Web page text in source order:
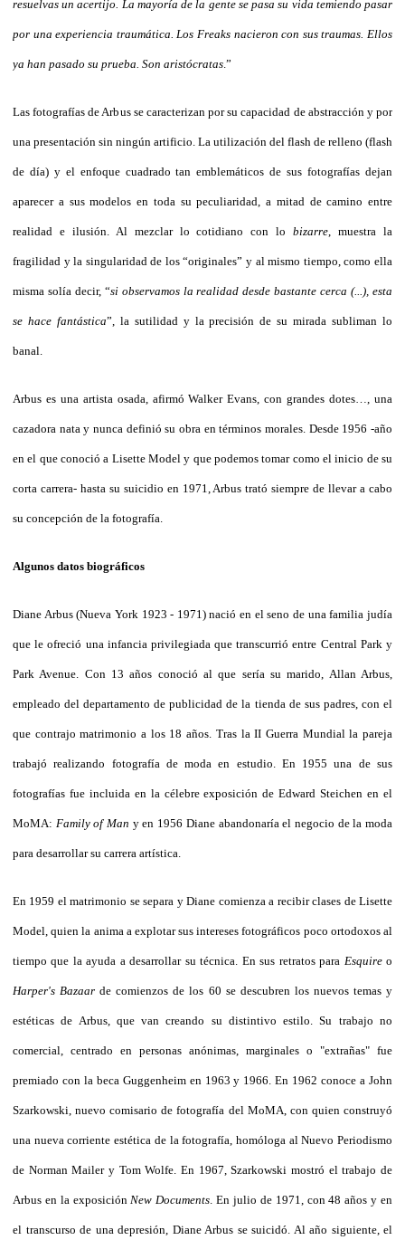
resuelvas un acertijo. La mayoría de la gente se pasa su vida temiendo pasar
por una experiencia traumática. Los Freaks nacieron con sus traumas. Ellos
ya han pasado su prueba. Son aristócratas .”
Las fotografías de Arbus se caracterizan por su capacidad de abstracción y por
una presentación sin ningún artificio. La utilización del flash de relleno (flash
de día) y el enfoque cuadrado tan emblemáticos de sus fotografías dejan
aparecer a sus modelos en toda su peculiaridad, a mitad de camino entre
realidad e ilusión. Al mezclar lo cotidiano con lobizarre , muestra la
fragilidad y la singularidad de los “originales” y al mismo tiempo, como ella
misma solía decir, “si observamos la realidad desde bastante cerca (...), esta
se hace fantástica”, la sutilidad y la precisión de su mirada subliman lo
banal.
Arbus es una artista osada, afirmó Walker Evans, con grandes dotes…, una
cazadora nata y nunca definió su obra en términos morales. Desde 1956 -año
en el que conoció a Lisette Model y que podemos tomar como el inicio de su
corta carrera- hasta su suicidio en 1971, Arbus trató siempre de llevar a cabo
su concepción de la fotografía.
Algunos datos biográficos
Diane Arbus (Nueva York 1923 - 1971) nació en el seno de una familia judía
que le ofreció una infancia privilegiada que transcurrió entre Central Park y
Park Avenue. Con 13 años conoció al que sería su marido, Allan Arbus,
empleado del departamento de publicidad de la tienda de sus padres, con el
que contrajo matrimonio a los 18 años. Tras la II Guerra Mundial la pareja
trabajó realizando fotografía de moda en estudio. En 1955 una de sus
fotografías fue incluida en la célebre exposición de Edward Steichen en el
MoMA: Family of Man y en 1956 Diane abandonaría el negocio de la moda
para desarrollar su carrera artística.
En 1959 el matrimonio se separa y Diane comienza a recibir clases de Lisette
Model, quien la anima a explotar sus intereses fotográficos poco ortodoxos al
tiempo que la ayuda a desarrollar su técnica. En sus retratos para Esquireo
Harper's Bazaar de comienzos de los 60 se descubren los nuevos temas y
estéticas de Arbus, que van creando su distintivo estilo. Su trabajo no
comercial, centrado en personas anónimas, marginales o "extrañas" fue
premiado con la beca Guggenheim en 1963 y 1966. En 1962 conoce a John
Szarkowski, nuevo comisario de fotografía del MoMA, con quien construyó
una nueva corriente estética de la fotografía, homóloga al Nuevo Periodismo
de Norman Mailer y Tom Wolfe. En 1967, Szarkowski mostró el trabajo de
Arbus en la exposición New Documents . En julio de 1971, con 48 años y en
el transcurso de una depresión, Diane Arbus se suicidó. Al año siguiente, el